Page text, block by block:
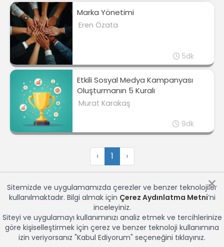
Marka Yönetimi
Eren Özata
5dk
Etkili Sosyal Medya Kampanyası
Oluşturmanın 5 Kuralı
Murat Karakaş
9dk
‹ 1 ›
×
Sitemizde ve uygulamamızda çerezler ve benzer teknolojiler
kullanılmaktadır. Bilgi almak için Çerez Aydınlatma Metni’ni
inceleyiniz.
Siteyi ve uygulamayı kullanımınızı analiz etmek ve tercihlerinize
göre kişiselleştirmek için çerez ve benzer teknoloji kullanımına
izin veriyorsanız "Kabul Ediyorum" seçeneğini tıklayınız.